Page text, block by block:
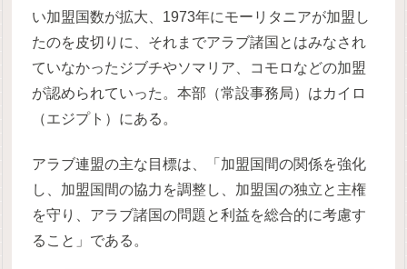
い加盟国数が拡大、1973年にモーリタニアが加盟し
たのを皮切りに、それまでアラブ諸国とはみなされ
ていなかったジブチやソマリア、コモロなどの加盟
が認められていった。本部（常設事務局）はカイロ
（エジプト）にある。
アラブ連盟の主な目標は、「加盟国間の関係を強化
し、加盟国間の協力を調整し、加盟国の独立と主権
を守り、アラブ諸国の問題と利益を総合的に考慮す
ること」である。